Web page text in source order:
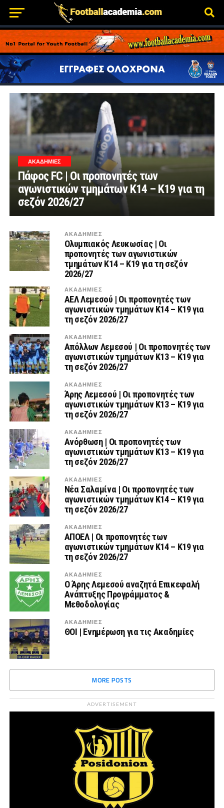
ΑΚΑΔΗΜΙΕΣ
Πάφος FC | Οι προπονητές των
αγωνιστικών τμημάτων Κ14 – Κ19 για τη
σεζόν 2026/27
ΑΚΑΔΗΜΙΕΣ
Ολυμπιακός Λευκωσίας | Οι
προπονητές των αγωνιστικών
τμημάτων Κ14 – Κ19 για τη σεζόν
2026/27
ΑΚΑΔΗΜΙΕΣ
ΑΕΛ Λεμεσού | Οι προπονητές των
αγωνιστικών τμημάτων Κ14 – Κ19 για
τη σεζόν 2026/27
ΑΚΑΔΗΜΙΕΣ
Απόλλων Λεμεσού | Οι προπονητές των
αγωνιστικών τμημάτων Κ13 – Κ19 για
τη σεζόν 2026/27
ΑΚΑΔΗΜΙΕΣ
Άρης Λεμεσού | Οι προπονητές των
αγωνιστικών τμημάτων Κ13 – Κ19 για
τη σεζόν 2026/27
ΑΚΑΔΗΜΙΕΣ
Ανόρθωση | Οι προπονητές των
αγωνιστικών τμημάτων Κ13 – Κ19 για
τη σεζόν 2026/27
ΑΚΑΔΗΜΙΕΣ
Νέα Σαλαμίνα | Οι προπονητές των
αγωνιστικών τμημάτων Κ14 – Κ19 για
τη σεζόν 2026/27
ΑΚΑΔΗΜΙΕΣ
ΑΠΟΕΛ | Οι προπονητές των
αγωνιστικών τμημάτων Κ14 – Κ19 για
τη σεζόν 2026/27
ΑΚΑΔΗΜΙΕΣ
Ο Άρης Λεμεσού αναζητά Επικεφαλή
Ανάπτυξης Προγράμματος &
Μεθοδολογίας
ΑΚΑΔΗΜΙΕΣ
ΘΟΙ | Ενημέρωση για τις Ακαδημίες
MORE POSTS
ADVERTISEMENT